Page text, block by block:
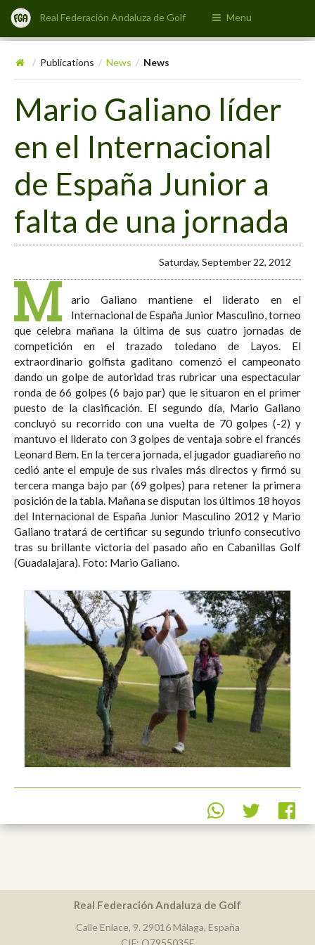
Real Federación Andaluza de Golf Menu
/ Publications / News / News
Mario Galiano líder
en el Internacional
de España Junior a
falta de una jornada
Saturday, September 22, 2012
M
ario Galiano mantiene el liderato en el
Internacional de España Junior Masculino, torneo
que celebra mañana la última de sus cuatro jornadas de
competición en el trazado toledano de Layos. El
extraordinario golfista gaditano comenzó el campeonato
dando un golpe de autoridad tras rubricar una espectacular
ronda de 66 golpes (6 bajo par) que le situaron en el primer
puesto de la clasificación. El segundo día, Mario Galiano
concluyó su recorrido con una vuelta de 70 golpes (-2) y
mantuvo el liderato con 3 golpes de ventaja sobre el francés
Leonard Bem. En la tercera jornada, el jugador guadiareño no
cedió ante el empuje de sus rivales más directos y firmó su
tercera manga bajo par (69 golpes) para retener la primera
posición de la tabla. Mañana se disputan los últimos 18 hoyos
del Internacional de España Junior Masculino 2012 y Mario
Galiano tratará de certificar su segundo triunfo consecutivo
tras su brillante victoria del pasado año en Cabanillas Golf
(Guadalajara). Foto: Mario Galiano.
Real Federación Andaluza de Golf
Calle Enlace, 9. 29016 Málaga, España
CIF: Q7955035F